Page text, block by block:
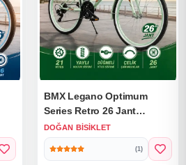
BMX Legano Optimum
Series Retro 26 Jant
Bisiklet Yeşil - 21 Vites 26
Jant Bisiklet
DOĞAN BISIKLET
(1)